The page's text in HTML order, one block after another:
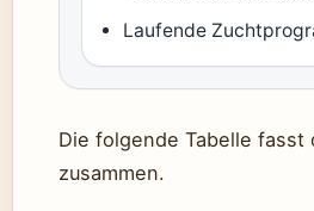
Laufende
Die folgende Tabelle
zusammen.